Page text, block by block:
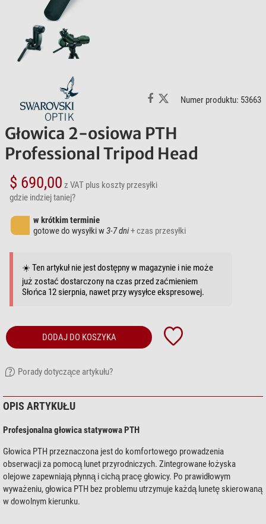
Numer produktu: 53663
Głowica 2-osiowa PTH
Professional Tripod Head
$ 690,00 z VAT plus koszty przesyłki
gdzie indziej taniej?
w krótkim terminie
gotowe do wysyłki w3-7 dni+ czas przesyłki
☀️ Ten artykuł nie jest dostępny w magazynie i nie może
już zostać dostarczony na czas przed zaćmieniem
Słońca 12 sierpnia, nawet przy wysyłce ekspresowej.
DODAJ DO KOSZYKA
Porady dotyczące artykułu?
OPIS ARTYKUŁU
Profesjonalna głowica statywowa PTH
Głowica PTH przeznaczona jest do komfortowego prowadzenia
obserwacji za pomocą lunet przyrodniczych. Zintegrowane łożyska
olejowe zapewniają płynną i cichą pracę głowicy. Po prawidłowym
wyważeniu, głowica PTH bez problemu utrzymuje każdą lunetę skierowaną
w dowolnym kierunku.